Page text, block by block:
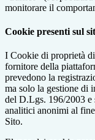
monitorare il
Cookie presenti sul
I Cookie di proprietà
fornitore della
prevedono la
ma solo la gestione di
del D.Lgs. 196/2003 e
analitici anonimi al fine
Sito.